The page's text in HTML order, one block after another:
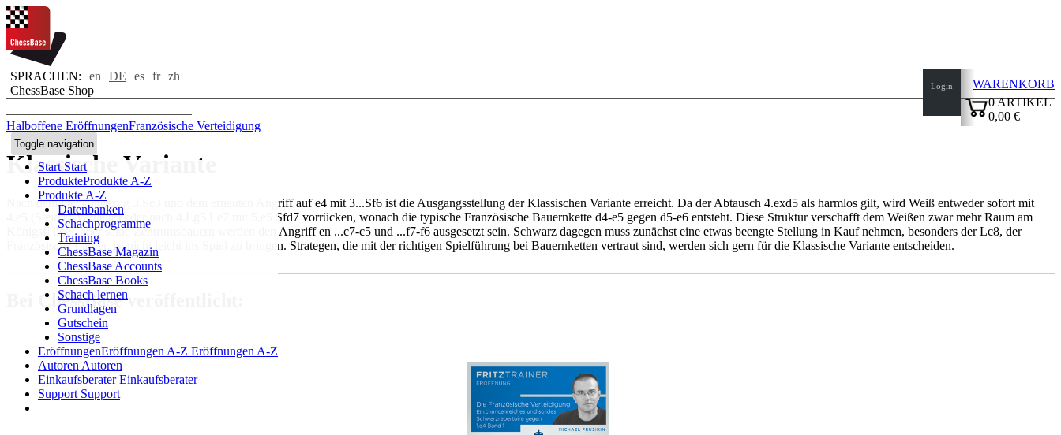
SPRACHEN: en DE es fr zh
ChessBase Shop
Toggle navigation
Start Start
ProdukteProdukte A-Z
Produkte A-Z
Datenbanken
Schachprogramme
Training
ChessBase Magazin
ChessBase Accounts
ChessBase Books
Schach lernen
Grundlagen
Gutschein
Sonstige
EröffnungenEröffnungen A-Z Eröffnungen A-Z
Autoren Autoren
EinkaufsberaterEinkaufsberater
Support Support
Login
WARENKORB
0ARTIKEL
0,00 €
Halboffene EröffnungenFranzösische Verteidigung
Klassische Variante
Nach dem Deckungszug 3.Sc3 und dem erneuten Angriff auf e4 mit 3...Sf6 ist die Ausgangsstellung der Klassischen Variante erreicht. Da der Abtausch 4.exd5 als harmlos gilt, wird Weiß entweder sofort mit
4.e5 (Steinitz-Variante) oder nach 4.Lg5 Le7 mit 5.e5 Sfd7 vorrücken, wonach die typische Französische Bauernkette d4-e5 gegen d5-e6 entsteht. Diese Struktur verschafft dem Weißen zwar mehr Raum am
Königsfl ügel, aber seine Zentrumsbauern werden den Angriff en ...c7-c5 und ...f7-f6 ausgesetzt sein. Schwarz dagegen muss zunächst eine etwas beengte Stellung in Kauf nehmen, besonders der Lc8, der
Französische Läufer, ist nicht leicht ins Spiel zu bringen. Strategen, die mit der richtigen Spielführung bei Bauernketten vertraut sind, werden sich gern für die Klassische Variante entscheiden.
Bei ChessBase veröffentlicht: